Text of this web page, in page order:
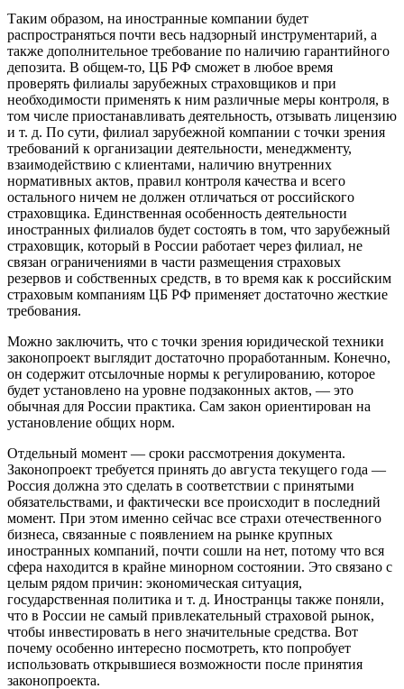
Таким образом, на иностранные компании будет
распространяться почти весь надзорный инструментарий, а
также дополнительное требование по наличию гарантийного
депозита. В общем-то, ЦБ РФ сможет в любое время
проверять филиалы зарубежных страховщиков и при
необходимости применять к ним различные меры контроля, в
том числе приостанавливать деятельность, отзывать лицензию
и т. д. По сути, филиал зарубежной компании с точки зрения
требований к организации деятельности, менеджменту,
взаимодействию с клиентами, наличию внутренних
нормативных актов, правил контроля качества и всего
остального ничем не должен отличаться от российского
страховщика. Единственная особенность деятельности
иностранных филиалов будет состоять в том, что зарубежный
страховщик, который в России работает через филиал, не
связан ограничениями в части размещения страховых
резервов и собственных средств, в то время как к российским
страховым компаниям ЦБ РФ применяет достаточно жесткие
требования.
Можно заключить, что с точки зрения юридической техники
законопроект выглядит достаточно проработанным. Конечно,
он содержит отсылочные нормы к регулированию, которое
будет установлено на уровне подзаконных актов, — это
обычная для России практика. Сам закон ориентирован на
установление общих норм.
Отдельный момент — сроки рассмотрения документа.
Законопроект требуется принять до августа текущего года —
Россия должна это сделать в соответствии с принятыми
обязательствами, и фактически все происходит в последний
момент. При этом именно сейчас все страхи отечественного
бизнеса, связанные с появлением на рынке крупных
иностранных компаний, почти сошли на нет, потому что вся
сфера находится в крайне минорном состоянии. Это связано с
целым рядом причин: экономическая ситуация,
государственная политика и т. д. Иностранцы также поняли,
что в России не самый привлекательный страховой рынок,
чтобы инвестировать в него значительные средства. Вот
почему особенно интересно посмотреть, кто попробует
использовать открывшиеся возможности после принятия
законопроекта.